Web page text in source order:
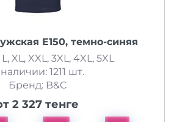
E150, темно-синяя
L, XL, XXL, 3XL, 4XL, 5XL
1211 шт.
Бренд: B&C
2 327 тенге